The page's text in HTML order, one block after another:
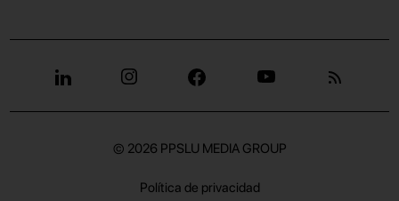
© 2026 PPSLU MEDIA GROUP
Política de privacidad